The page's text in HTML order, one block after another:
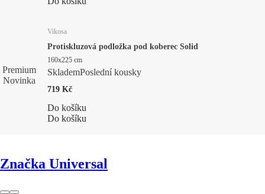
Premium
Novinka
Vikosa
Protiskluzová podložka pod koberec Solid
160x225 cm
SklademPoslední kousky
719 Kč
Do košíku
Do košíku
Značka Universal